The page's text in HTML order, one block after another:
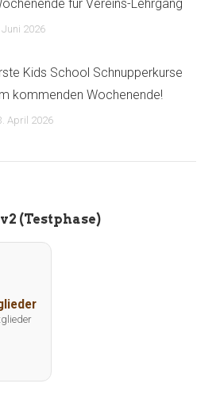
für Vereins-Lehrgang
Juni 2026
Kids School Schnupperkurse
kommenden Wochenende!
April 2026
(Testphase)